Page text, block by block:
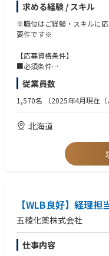
・勤怠管理および給与計算の
勤怠管理の精度向上：
勤怠データの正確な収集・
に報告。
給与計算の効率化と正確性の
防止策を導入。従業員の勤
計算精度を向上。
変動費用のコントロール：
時間外勤務、深夜勤務手当
築。
・入退社手続きおよびオン
新入社員のスムーズな受け
退職者の円滑なオフボーデ
退職手続きの透明性と正確
に配慮した手続きを迅速に
のサポートも提供。
求める経験 / スキル
※職位はご経験・スキルに
要件です※
【応募資格条件】
■必須条件
総務・労務での管理職経験者
■歓迎条件
・飲食業界での総務・労務
従業員数
1,570名 （2025年4月現在
北海道
【WLB良好】経理
五稜化薬株式会社
仕事内容